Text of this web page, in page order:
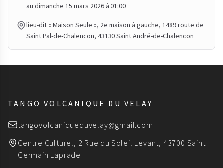
au dimanche 15 mars 2026 à 01:00
lieu-dit « Maison Seule », 2e maison à gauche, 1489 route de
Saint Pal-de-Chalencon, 43130 Saint André-de-Chalencon
TANGO VOLCANIQUE DU VELAY
tangovolcaniqueduvelay@gmail.com
Centre Culturel, 2 Rue du Soleil Levant, 43700 Saint
Germain Laprade